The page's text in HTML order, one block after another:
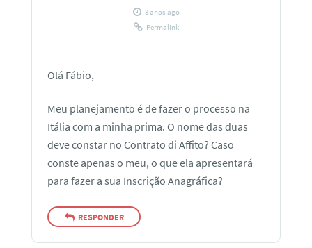
3 anos ago
Permalink
Olá Fábio,
Meu planejamento é de fazer o processo na
Itália com a minha prima. O nome das duas
deve constar no Contrato di Affito? Caso
conste apenas o meu, o que ela apresentará
para fazer a sua Inscrição Anagráfica?
RESPONDER